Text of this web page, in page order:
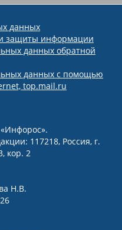
данных
защиты информации
данных обратной
данных с помощью
top.mail.ru
117218, Россия, г.
кор. 2
Н.В.